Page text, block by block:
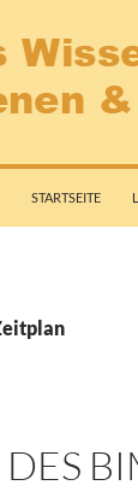
STARTSEITE